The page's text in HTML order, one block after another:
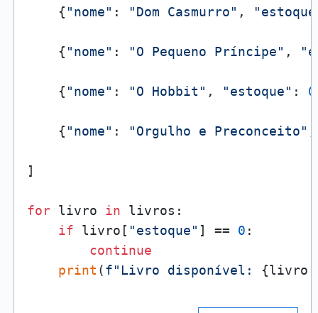
    {
"nome" : "Dom Casmurro" ,
    {
"nome" : "O Pequeno Príncipe" ,
    {
"nome" : "O Hobbit" , "estoque" : 0
    {
"nome" : "Orgulho e Preconceito"
]
for livro in livros:
if livro[ "estoque" ] == 0 :
continue
print (f"Livro disponível: {livro[